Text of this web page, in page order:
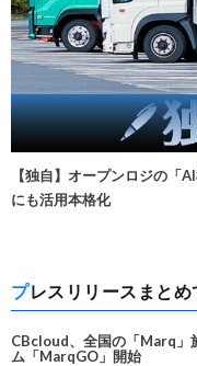
【独自】オープンロジの「
にも活用本格化
プレスリリースまと
CBcloud、全国の「Marq」
ム「MarqGO」開始